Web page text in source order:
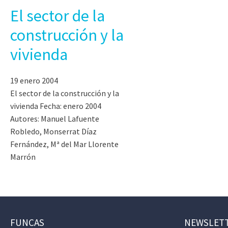
El sector de la
construcción y la
vivienda
19 enero 2004
El sector de la construcción y la
vivienda Fecha: enero 2004
Autores: Manuel Lafuente
Robledo, Monserrat Díaz
Fernández, Mª del Mar Llorente
Marrón
FUNCAS